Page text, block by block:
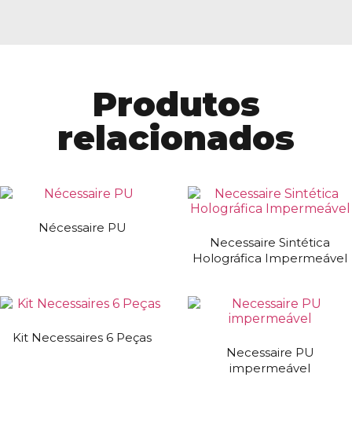
Produtos
relacionados
Nécessaire PU
Necessaire Sintética
Holográfica Impermeável
Kit Necessaires 6 Peças
Necessaire PU
impermeável